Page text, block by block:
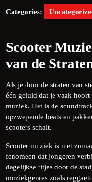
Categories:
Scooter
van de
Als je door de straten van
één geluid dat je vaak hoort
muziek. Het is de
opzwepende beats en
scooters schalt.
Scooter muziek is niet
fenomeen dat jongeren
dagelijkse ritjes door de
muziekgenres zoals